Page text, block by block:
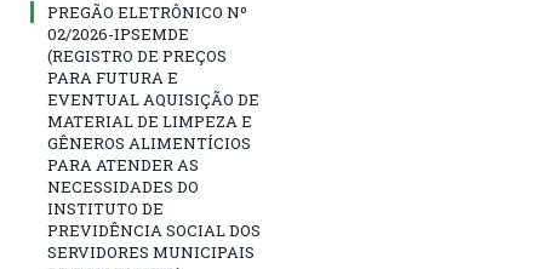
PREGÃO ELETRÔNICO Nº
02/2026-IPSEMDE
(REGISTRO DE PREÇOS
PARA FUTURA E
EVENTUAL AQUISIÇÃO DE
MATERIAL DE LIMPEZA E
GÊNEROS ALIMENTÍCIOS
PARA ATENDER AS
NECESSIDADES DO
INSTITUTO DE
PREVIDÊNCIA SOCIAL DOS
SERVIDORES MUNICIPAIS